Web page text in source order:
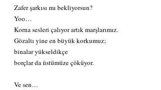
Zafer şarkısı mı bekliyorsun?
Yoo…
Korna sesleri çalıyor artık marşlarımız.
Gözaltı yine en büyük korkumuz;
binalar yükseldikçe
borçlar da üstümüze çöküyor.
Ve sen…